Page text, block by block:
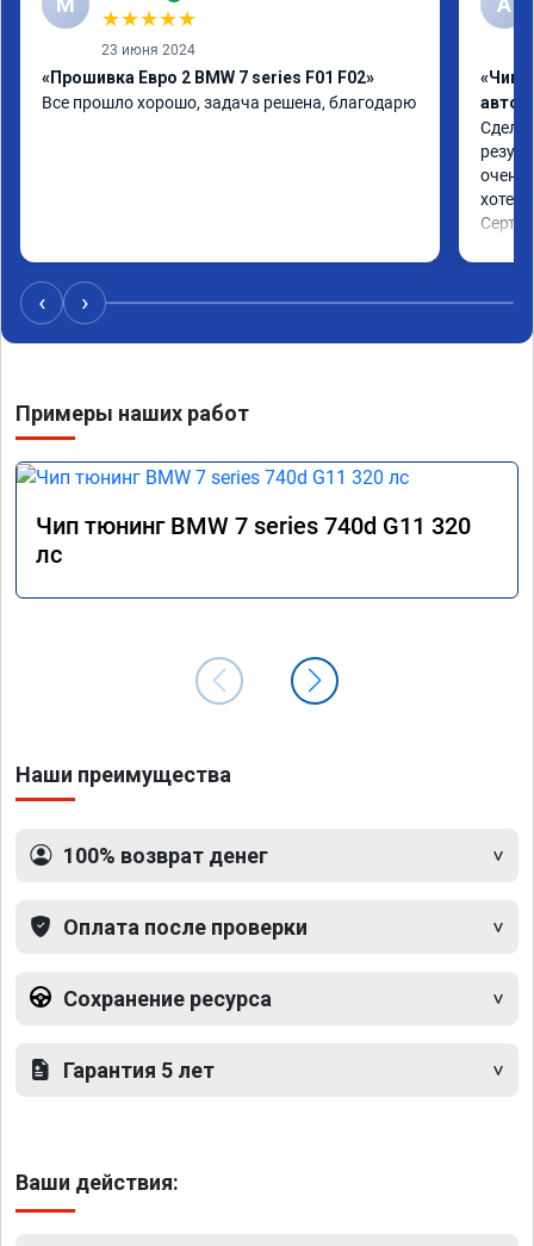
★★★★★
23 июня 2024
«Прошивка Евро 2 BMW 7 series F01 F02»
Все прошло хорошо, задача решена, благодарю
«Чип
очень
хотел.
‹ ›
Примеры наших работ
Чип тюнинг BMW 7 series 740d G11 320
лс
Наши преимущества
100% возврат денег
Оплата после проверки
Сохранение ресурса
Гарантия 5 лет
Ваши действия: